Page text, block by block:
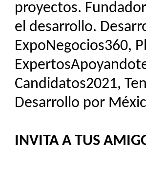
proyectos.
el desarrollo.
ExpoNegocios360,
Candidatos2021,
Desarrollo por
INVITA A TUS